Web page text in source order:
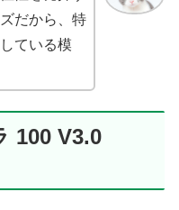
だから、特
ている模
100 V3.0